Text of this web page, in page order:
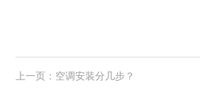
上一页：空调安装分几步？